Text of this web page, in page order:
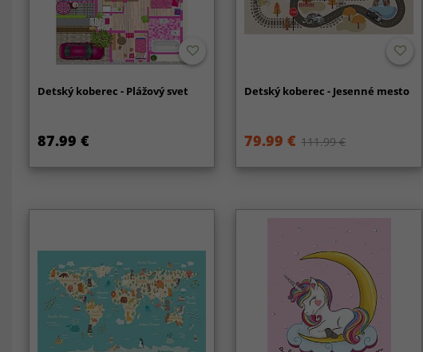
Detský koberec - Plážový svet
87.99 €
Detský koberec - Jesenné mesto
79.99 € 111.99 €